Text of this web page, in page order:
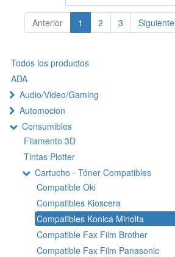
Anterior 1 2 3 Siguiente
Todos los productos
ADA
Audio/Video/Gaming
Automocion
Consumibles
Filamento 3D
Tintas Plotter
Cartucho - Tóner Compatibles
Compatible Oki
Compatibles Kioscera
Compatibles Konica Minolta
Compatible Fax Film Brother
Compatible Fax Film Panasonic